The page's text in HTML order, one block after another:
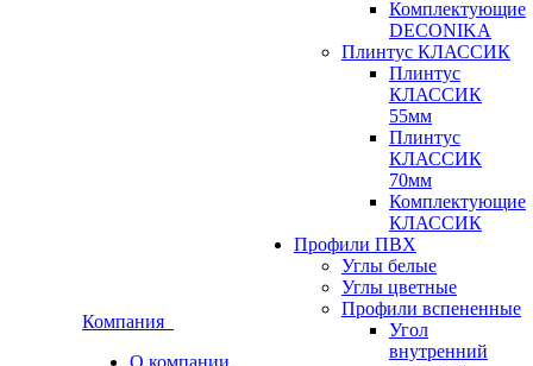
Компания
О компании
Комплектующие
DECONIKA
Плинтус КЛАССИК
Плинтус
КЛАССИК
55мм
Плинтус
КЛАССИК
70мм
Комплектующие
КЛАССИК
Профили ПВХ
Углы белые
Углы цветные
Профили вспененные
Угол
внутренний